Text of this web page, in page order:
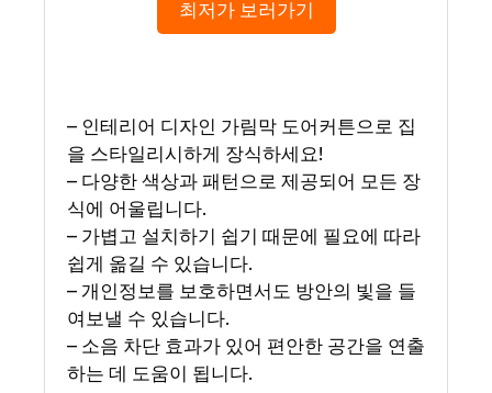
최저가 보러가기
– 인테리어 디자인 가림막 도어커튼으로 집
을 스타일리시하게 장식하세요!
– 다양한 색상과 패턴으로 제공되어 모든 장
식에 어울립니다.
– 가볍고 설치하기 쉽기 때문에 필요에 따라
쉽게 옮길 수 있습니다.
– 개인정보를 보호하면서도 방안의 빛을 들
여보낼 수 있습니다.
– 소음 차단 효과가 있어 편안한 공간을 연출
하는 데 도움이 됩니다.